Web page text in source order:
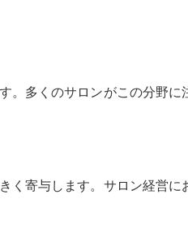
。多くのサロンがこの分野に
く寄与します。サロン経営に